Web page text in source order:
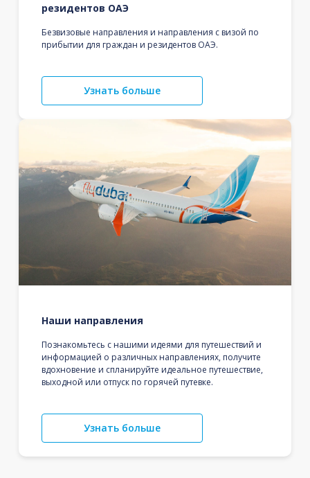
резидентов ОАЭ
Безвизовые направления и направления с визой по
прибытии для граждан и резидентов ОАЭ.
Узнать больше
Наши направления
Познакомьтесь с нашими идеями для путешествий и
информацией о различных направлениях, получите
вдохновение и спланируйте идеальное путешествие,
выходной или отпуск по горячей путевке.
Узнать больше